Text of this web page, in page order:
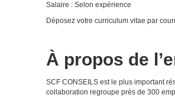
Salaire : Selon expérience
Déposez votre curriculum vitae par
À propos de
SCF CONSEILS est le plus important
collaboration regroupe près de 300